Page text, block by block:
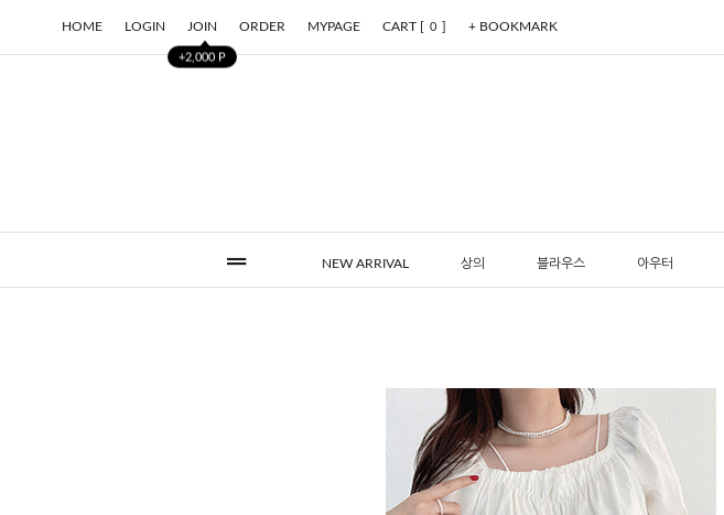
HOME LOGIN JOIN
+2,000 P
ORDER MYPAGE CART [ 0 ] + BOOKMARK
NEW ARRIVAL 상의 블라우스 아우터